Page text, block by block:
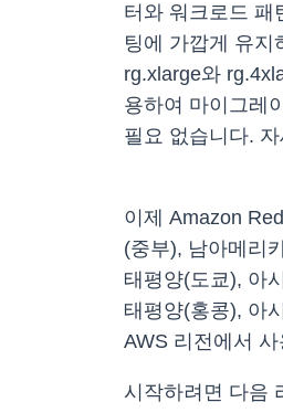
터와 워크로드 패
팅에 가깝게 유지
rg.xlarge와
용하여 마이그레
필요 없습니다.
이제 Amazon
(중부), 남아메리
태평양(도쿄), 아
태평양(홍콩), 아
AWS 리전에서
시작하려면 다음